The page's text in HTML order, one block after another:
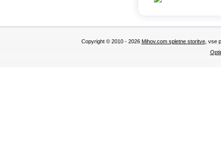
Copyright © 2010 - 2026 Mihov.com spletne storitve, vse